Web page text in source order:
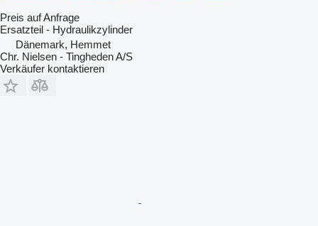
Preis auf Anfrage
Ersatzteil - Hydraulikzylinder
Dänemark, Hemmet
Chr. Nielsen - Tingheden A/S
Verkäufer kontaktieren